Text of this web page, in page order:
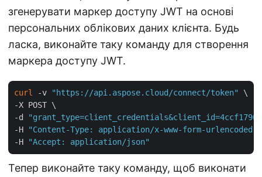
згенерувати маркер доступу JWT на основі
персональних облікових даних клієнта. Будь
ласка, виконайте таку команду для створення
маркера доступу JWT.
curl -v "https://api.aspose.cloud/connect/token"
\
-X POST \
-d
"grant_type=client_credentials&client_id=4ccf1790-
-H
"Content-Type: application/x-www-form-urlencoded"
-H
"Accept: application/json"
Тепер виконайте таку команду, щоб виконати